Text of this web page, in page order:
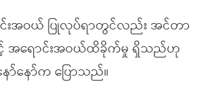
င်းအဝယ် ပြုလုပ်ရာတွင်လည်း အင်တာ
အရောင်းအဝယ်ထိခိုက်မှု ရှိသည်ဟု
ာ်နော်က ပြောသည်။